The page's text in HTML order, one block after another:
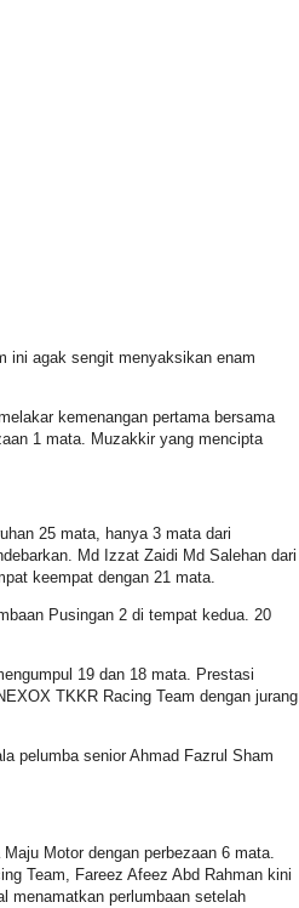
ini agak sengit menyaksikan enam
kemenangan pertama bersama
1 mata. Muzakkir yang mencipta
25 mata, hanya 3 mata dari
Md Izzat Zaidi Md Salehan dari
keempat dengan 21 mata.
Pusingan 2 di tempat kedua. 20
19 dan 18 mata. Prestasi
TKKR Racing Team dengan jurang
pelumba senior Ahmad Fazrul Sham
Motor dengan perbezaan 6 mata.
Team, Fareez Afeez Abd Rahman kini
menamatkan perlumbaan setelah